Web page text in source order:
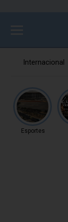
Internacional
Esportes